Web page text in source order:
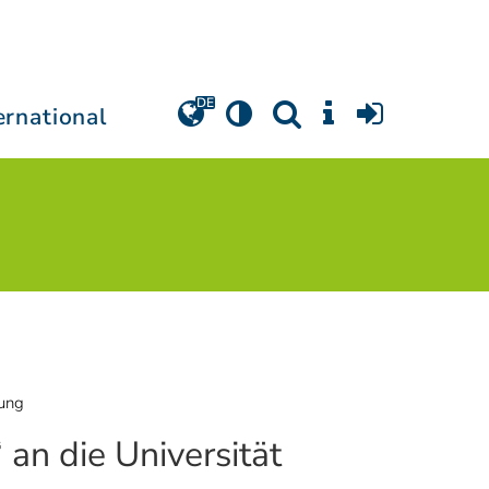
an die Universität